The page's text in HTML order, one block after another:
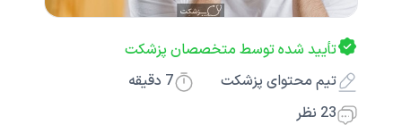
تأیید شده توسط متخصصان پزشکت
تیم محتوای پزشکت
7 دقیقه
23 نظر